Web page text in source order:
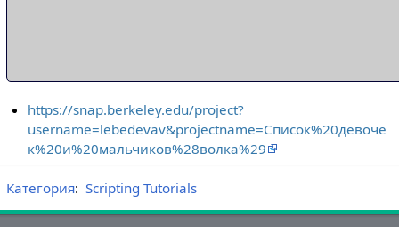
https://snap.berkeley.edu/project?
username=lebedevav&projectname=Список%20девоче
к%20и%20мальчиков%28волка%29
Категория: Scripting Tutorials